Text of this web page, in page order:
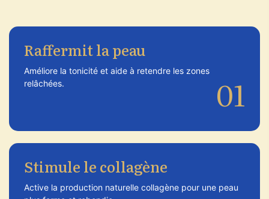
Raffermit la peau
Améliore la tonicité et aide à retendre les zones
relâchées.
01
Stimule le collagène
Active la production naturelle collagène pour une peau